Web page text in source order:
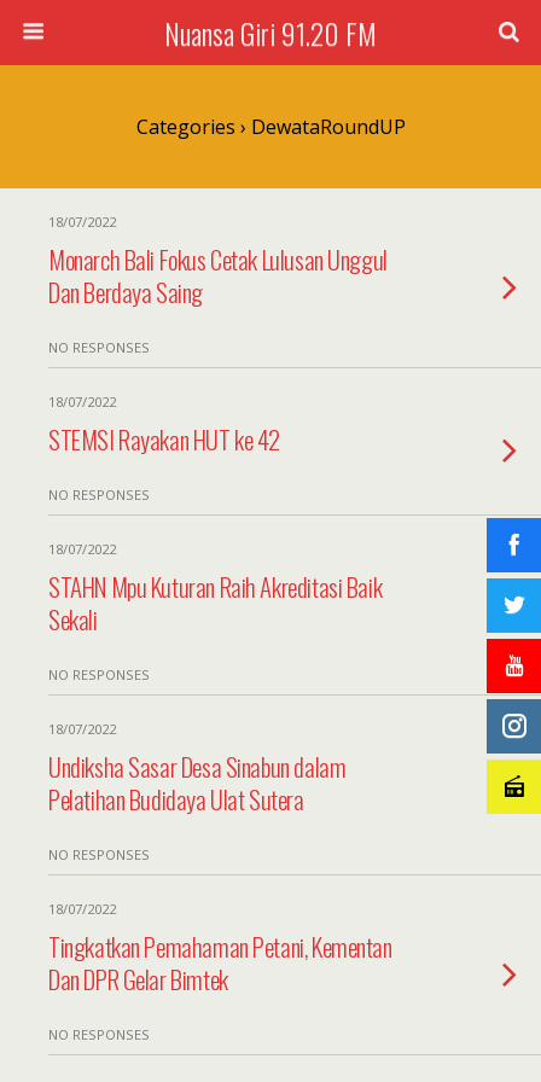
Nuansa Giri 91.20 FM
Categories › DewataRoundUP
18/07/2022
Monarch Bali Fokus Cetak Lulusan Unggul
Dan Berdaya Saing
NO RESPONSES
18/07/2022
STEMSI Rayakan HUT ke 42
NO RESPONSES
18/07/2022
STAHN Mpu Kuturan Raih Akreditasi Baik
Sekali
NO RESPONSES
18/07/2022
Undiksha Sasar Desa Sinabun dalam
Pelatihan Budidaya Ulat Sutera
NO RESPONSES
18/07/2022
Tingkatkan Pemahaman Petani, Kementan
Dan DPR Gelar Bimtek
NO RESPONSES